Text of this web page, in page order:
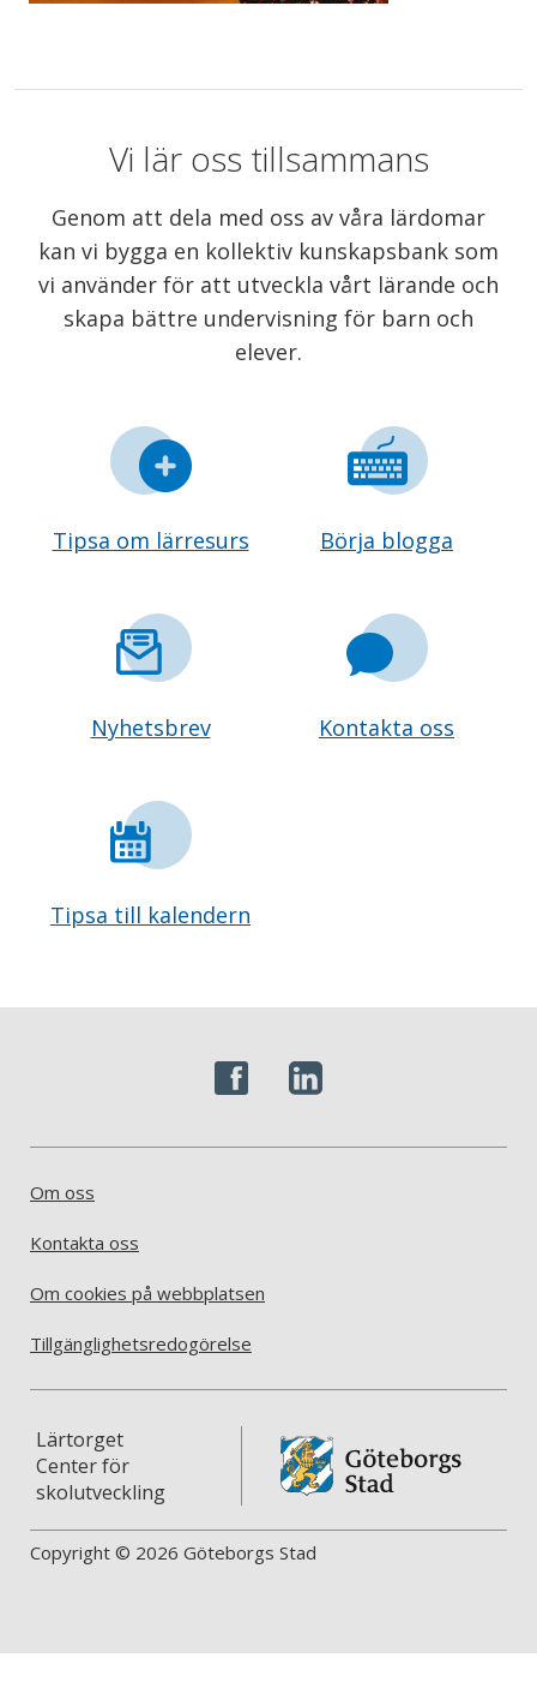
Vi lär oss tillsammans
Genom att dela med oss av våra lärdomar
kan vi bygga en kollektiv kunskapsbank som
vi använder för att utveckla vårt lärande och
skapa bättre undervisning för barn och
elever.
Tipsa om lärresurs Börja blogga
Nyhetsbrev Kontakta oss
Tipsa till kalendern
Om oss
Kontakta oss
Om cookies på webbplatsen
Tillgänglighetsredogörelse
Lärtorget
Center för
skolutveckling
Copyright © 2026 Göteborgs Stad